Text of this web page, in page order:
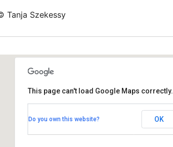
Tanja Szekessy
Rudolf-Steiner Haus Dahlem
Bernadottestrasse 90-92 - Berlin
This page can't load Google Maps correctly.
Do you own this website? OK